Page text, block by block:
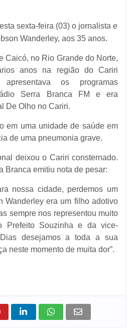
sexta-feira (03) o jornalista e
Wanderley, aos 35 anos.
Caicó, no Rio Grande do Norte,
anos na região do Cariri
os programas
Serra Branca FM e era
De Olho no Cariri.
em uma unidade de saúde em
de uma pneumonia grave.
deixou o Cariri consternado.
Branca emitiu nota de pesar:
nossa cidade, perdemos um
Wanderley era um filho adotivo
sempre nos representou muito
Prefeito Souzinha e da vice-
desejamos a toda a sua
neste momento de muita dor”.